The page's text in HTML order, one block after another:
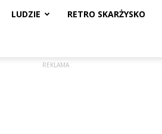
LUDZIE RETRO SKARŻYSKO
REKLAMA